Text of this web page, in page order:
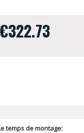
€322.73
temps de montage: